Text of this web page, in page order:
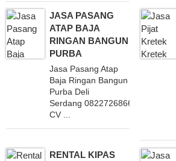
JASA PASANG
ATAP BAJA
RINGAN BANGUN
PURBA
Jasa Pasang Atap
Baja Ringan Bangun
Purba Deli
Serdang 082272686688
CV ...
RENTAL KIPAS